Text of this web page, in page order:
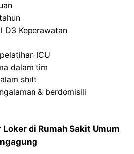
D3 Keperawatan
ICU
dalam tim
shift
& berdomisili
Loker di Rumah Sakit Umum